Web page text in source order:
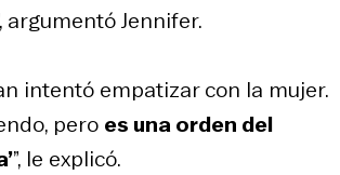
argumentó Jennifer.
intentó empatizar con la mujer.
pero es una orden del
”, le explicó.